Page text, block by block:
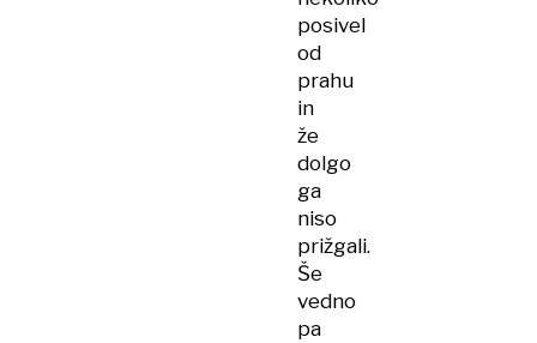
posivel
od
prahu
in
že
dolgo
ga
niso
prižgali.
Še
vedno
pa